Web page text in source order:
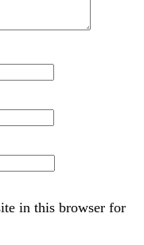
in this browser for